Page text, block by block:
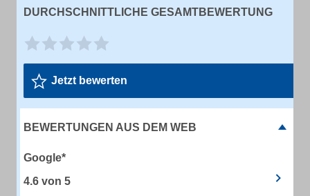
DURCHSCHNITTLICHE GESAMTBEWERTUNG
Jetzt bewerten
BEWERTUNGEN AUS DEM WEB
Google*
4.6 von 5